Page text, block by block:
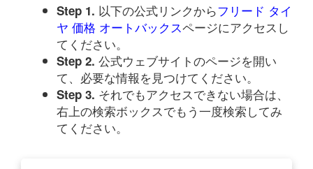
Step 1. 以下の公式リンクからフリード タイ
ヤ 価格 オートバックスページにアクセスし
てください。
Step 2. 公式ウェブサイトのページを開い
て、必要な情報を見つけてください。
Step 3. それでもアクセスできない場合は、
右上の検索ボックスでもう一度検索してみ
てください。